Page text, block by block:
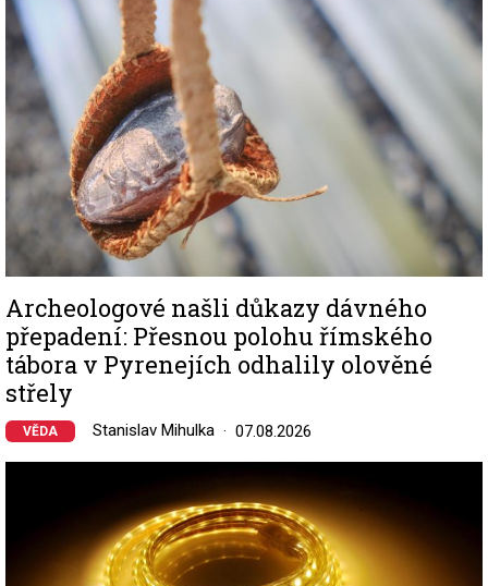
Archeologové našli důkazy dávného
přepadení: Přesnou polohu římského
tábora v Pyrenejích odhalily olověné
střely
VĚDA Stanislav Mihulka 07.08.2026